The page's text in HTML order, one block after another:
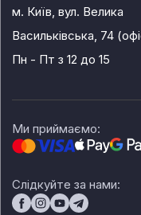
м. Київ, вул. Велика
Васильківська, 74
Пн - Пт з 12 до 15
Ми приймаємо:
Слідкуйте за нами: